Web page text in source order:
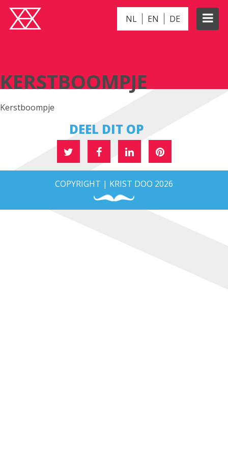
NL EN DE
KERSTBOOMPJE
Kerstboompje
DEEL DIT OP
COPYRIGHT | KRIST DOO 2026